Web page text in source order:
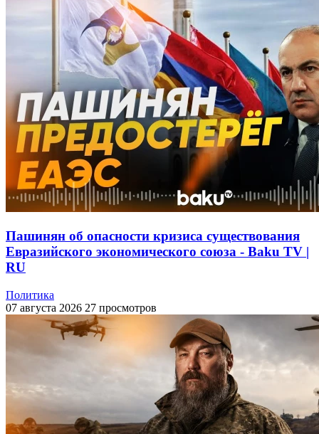
Пашинян об опасности кризиса существования
Евразийского экономического союза - Baku TV |
RU
Политика
07 августа 2026 27 просмотров